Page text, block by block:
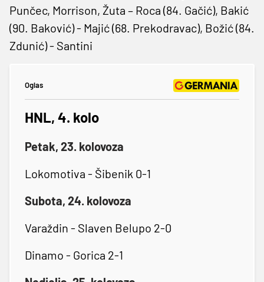
Punčec, Morrison, Žuta – Roca (84. Gačić), Bakić
(90. Baković) - Majić (68. Prekodravac), Božić (84.
Zdunić) - Santini
Oglas
HNL, 4. kolo
Petak, 23. kolovoza
Lokomotiva - Šibenik 0-1
Subota, 24. kolovoza
Varaždin - Slaven Belupo 2-0
Dinamo - Gorica 2-1